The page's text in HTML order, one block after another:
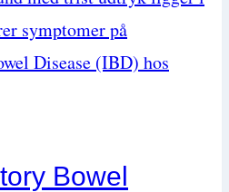
(SRMA)
Bowel